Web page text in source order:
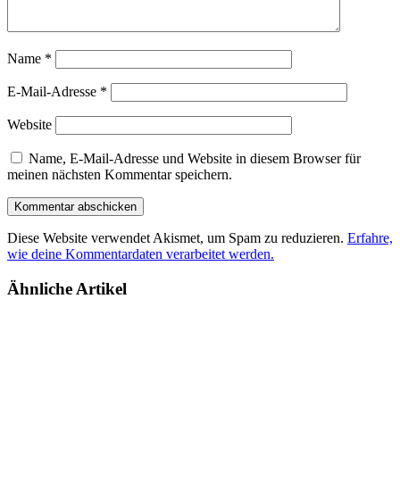
Name *
E-Mail-Adresse *
Website
Name, E-Mail-Adresse und Website in diesem Browser für
meinen nächsten Kommentar speichern.
Diese Website verwendet Akismet, um Spam zu reduzieren. Erfahre,
wie deine Kommentardaten verarbeitet werden.
Ähnliche Artikel